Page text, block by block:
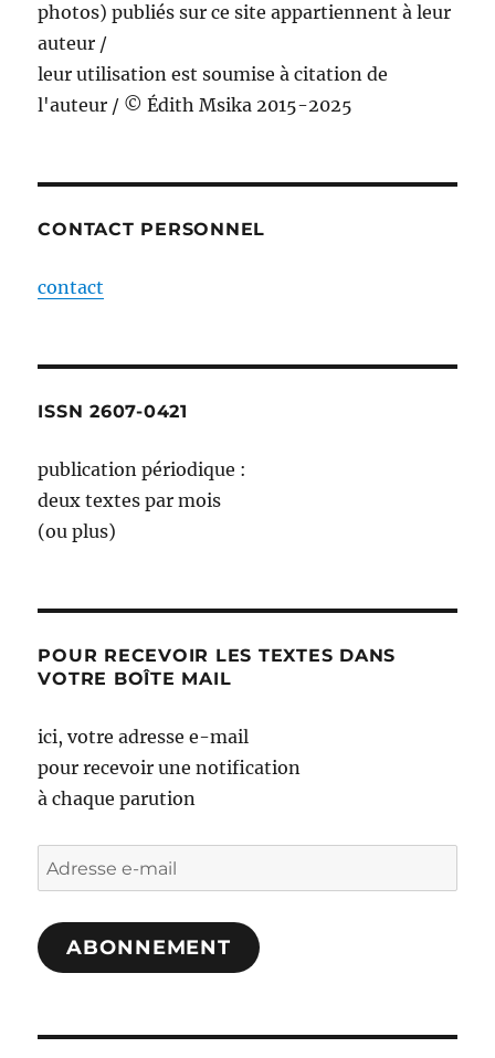
photos) publiés sur ce site appartiennent à leur
auteur /
leur utilisation est soumise à citation de
l'auteur / © Édith Msika 2015-2025
CONTACT PERSONNEL
contact
ISSN 2607-0421
publication périodique :
deux textes par mois
(ou plus)
POUR RECEVOIR LES TEXTES DANS
VOTRE BOÎTE MAIL
ici, votre adresse e-mail
pour recevoir une notification
à chaque parution
Adresse
e-
mail
ABONNEMENT